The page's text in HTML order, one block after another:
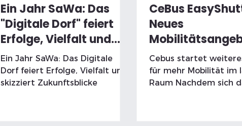
Ein Jahr SaWa: Das
"Digitale Dorf" feiert
Erfolge, Vielfalt und
skizziert
Zukunftsblicke
Ein Jahr SaWa: Das Digitale
Dorf feiert Erfolge, Vielfalt und
skizziert Zukunftsblicke
CeBus
Neues
auch für die
Samtgemeinde
Wathlingen
Cebus startet
für mehr Mobilität im
Raum Nachdem sich